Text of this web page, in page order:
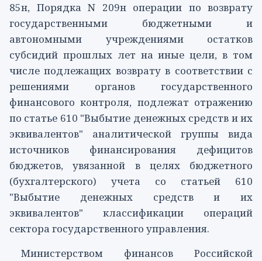
85н, Порядка N 209н операции по возврату
государственными бюджетными и
автономными учреждениями остатков
субсидий прошлых лет на иные цели, в том
числе подлежащих возврату в соответствии с
решениями органов государственного
финансового контроля, подлежат отражению
по статье 610 "Выбытие денежных средств и их
эквивалентов" аналитической группы вида
источников финансирования дефицитов
бюджетов, увязанной в целях бюджетного
(бухгалтерского) учета со статьей 610
"Выбытие денежных средств и их
эквивалентов" классификации операций
сектора государственного управления.
Министерством финансов Российской